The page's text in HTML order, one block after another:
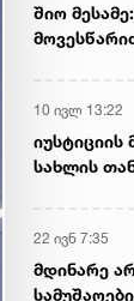
შიო
10 ივლ 13:22
იუსტიციის
სახლის
22 ივნ 7:35
მდინარე